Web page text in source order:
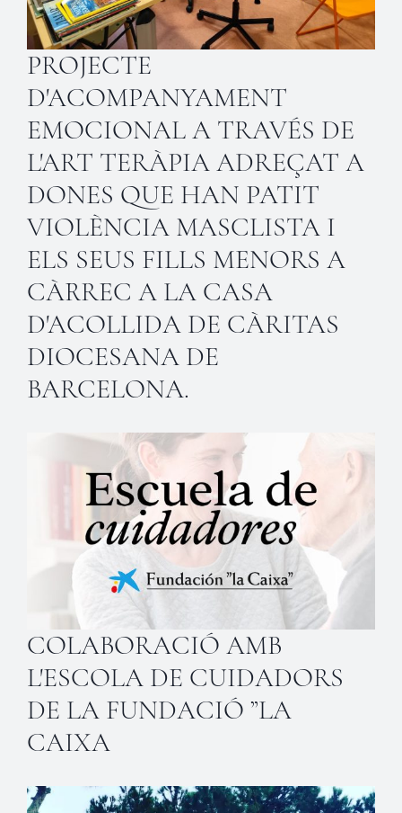
PROJECTE
D'ACOMPANYAMENT
EMOCIONAL A TRAVÉS DE
L'ART TERÀPIA ADREÇAT A
DONES QUE HAN PATIT
VIOLÈNCIA MASCLISTA I
ELS SEUS FILLS MENORS A
CÀRREC A LA CASA
D'ACOLLIDA DE CÀRITAS
DIOCESANA DE
BARCELONA.
COLABORACIÓ AMB
L'ESCOLA DE CUIDADORS
DE LA FUNDACIÓ ”LA
CAIXA